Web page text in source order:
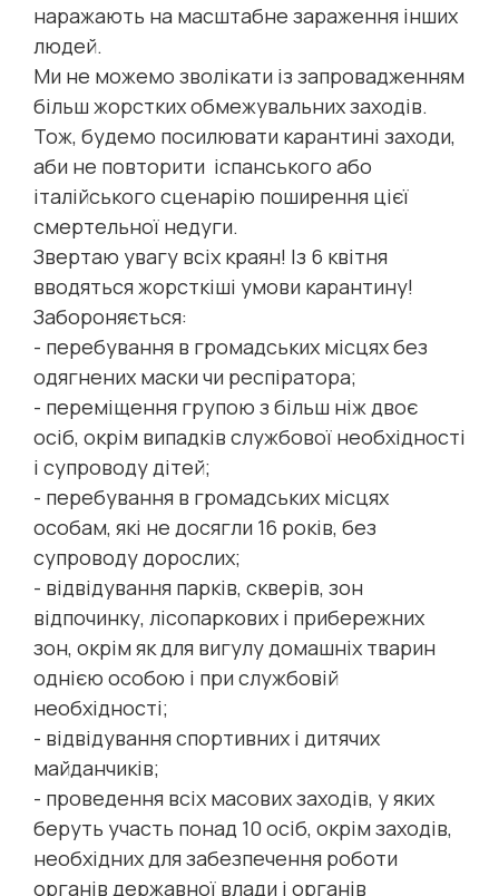
наражають на масштабне зараження інших
людей.
Ми не можемо зволікати із запровадженням
більш жорстких обмежувальних заходів.
Тож, будемо посилювати карантині заходи,
аби не повторити іспанського або
італійського сценарію поширення цієї
смертельної недуги.
Звертаю увагу всіх краян! Із 6 квітня
вводяться жорсткіші умови карантину!
Забороняється:
- перебування в громадських місцях без
одягнених маски чи респіратора;
- переміщення групою з більш ніж двоє
осіб, окрім випадків службової необхідності
і супроводу дітей;
- перебування в громадських місцях
особам, які не досягли 16 років, без
супроводу дорослих;
- відвідування парків, скверів, зон
відпочинку, лісопаркових і прибережних
зон, окрім як для вигулу домашніх тварин
однією особою і при службовій
необхідності;
- відвідування спортивних і дитячих
майданчиків;
- проведення всіх масових заходів, у яких
беруть участь понад 10 осіб, окрім заходів,
необхідних для забезпечення роботи
органів державної влади і органів